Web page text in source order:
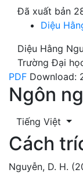
Đã xuất bản
Diệu
Diệu Hằng
Trường Đại
PDF Download:
Ngôn
Tiếng Việt
Cách
Nguyễn, D. H.